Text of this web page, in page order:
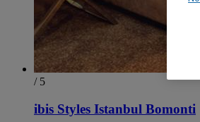
/ 5
ibis Styles Istanbul Bomonti